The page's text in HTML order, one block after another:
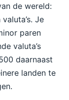
de wereld:
Je
paren
valuta’s
daarnaast
landen te